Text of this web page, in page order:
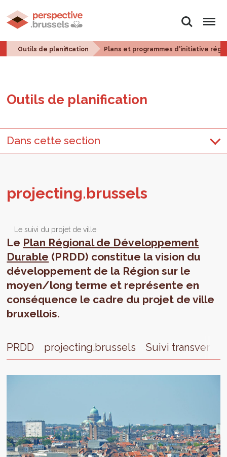
Rechercher
Menu
Outils de planification Plans et programmes d'initiative
Outils de pla­ni­fi­ca­tion
Dans cette section
pro­jec­ting.brus­sels
Le suivi du projet de ville
Le Plan Régional de Développement
Durable (PRDD) constitue la vision du
développement de la Région sur le
moyen/long terme et représente en
conséquence le cadre du projet de ville
bruxellois.
PRDD projecting.brussels Suivi transversal